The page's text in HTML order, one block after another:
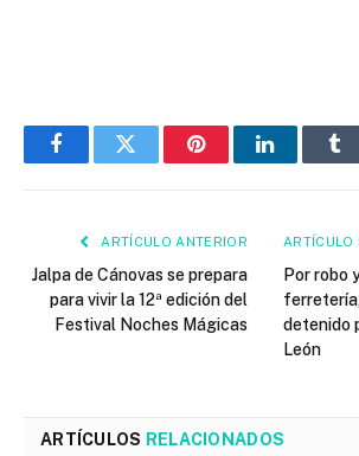
FacebookTwitter PinterestLinkedIn
ARTÍCULO ANTERIOR
Jalpa de Cánovas se prepara
para vivir la 12ª edición del
Festival Noches Mágicas
ARTÍCULO
Por robo
detenido
León
ARTÍCULOS RELACIONADOS